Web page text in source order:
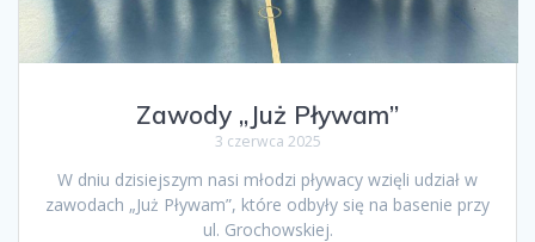
Zawody „Już Pływam”
3 czerwca 2025
W dniu dzisiejszym nasi młodzi pływacy wzięli udział w
zawodach „Już Pływam”, które odbyły się na basenie przy
ul. Grochowskiej.